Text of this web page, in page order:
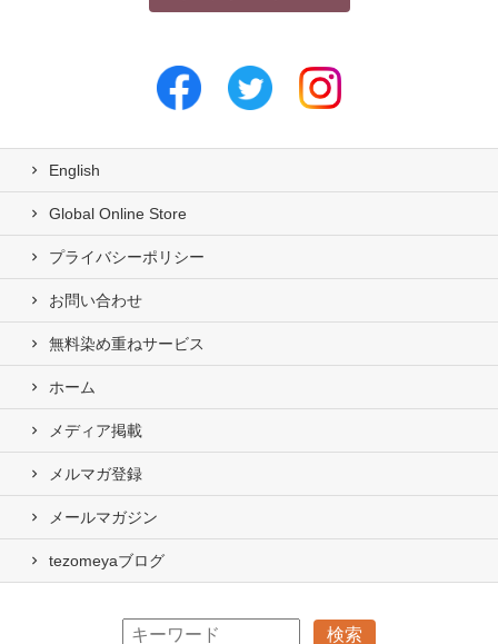
English
Global Online Store
プライバシーポリシー
お問い合わせ
無料染め重ねサービス
ホーム
メディア掲載
メルマガ登録
メールマガジン
tezomeyaブログ